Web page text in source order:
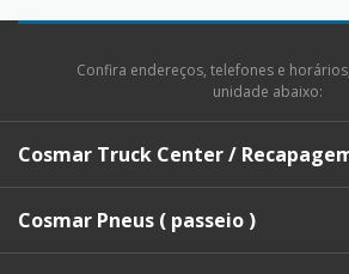
Confira endereços, telefones e
unidade abaixo:
Cosmar Truck Center /
Cosmar Pneus ( passeio )